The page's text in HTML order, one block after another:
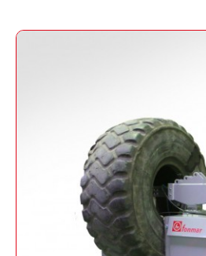
Elite
Vulkanisierpresse für
Landwirtschaft und
von